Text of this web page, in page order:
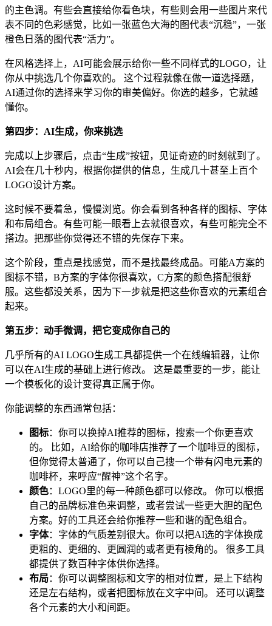
的主色调。有些会直接给你看色块，有些则会用一些图片来代
表不同的色彩感觉，比如一张蓝色大海的图代表“沉稳”，一张
橙色日落的图代表“活力”。
在风格选择上，AI可能会展示给你一些不同样式的LOGO，让
你从中挑选几个你喜欢的。 这个过程就像在做一道选择题，
AI通过你的选择来学习你的审美偏好。你选的越多，它就越
懂你。
第四步：AI生成，你来挑选
完成以上步骤后，点击“生成”按钮，见证奇迹的时刻就到了。
AI会在几十秒内，根据你提供的信息，生成几十甚至上百个
LOGO设计方案。
这时候不要着急，慢慢浏览。你会看到各种各样的图标、字体
和布局组合。有些可能一眼看上去就很喜欢，有些可能完全不
搭边。把那些你觉得还不错的先保存下来。
这个阶段，重点是找感觉，而不是找最终成品。可能A方案的
图标不错，B方案的字体你很喜欢，C方案的颜色搭配很舒
服。这些都没关系，因为下一步就是把这些你喜欢的元素组合
起来。
第五步：动手微调，把它变成你自己的
几乎所有的AI LOGO生成工具都提供一个在线编辑器，让你
可以在AI生成的基础上进行修改。 这是最重要的一步，能让
一个模板化的设计变得真正属于你。
你能调整的东西通常包括：
图标：你可以换掉AI推荐的图标，搜索一个你更喜欢
的。 比如，AI给你的咖啡店推荐了一个咖啡豆的图标，
但你觉得太普通了，你可以自己搜一个带有闪电元素的
咖啡杯，来呼应“醒神”这个名字。
颜色：LOGO里的每一种颜色都可以修改。 你可以根据
自己的品牌标准色来调整，或者尝试一些更大胆的配色
方案。好的工具还会给你推荐一些和谐的配色组合。
字体：字体的气质差别很大。你可以把AI选的字体换成
更粗的、更细的、更圆润的或者更有棱角的。 很多工具
都提供了数百种字体供你选择。
布局：你可以调整图标和文字的相对位置，是上下结构
还是左右结构，或者把图标放在文字中间。 还可以调整
各个元素的大小和间距。